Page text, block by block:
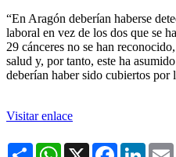
“En Aragón deberían haberse
laboral en vez de los dos que se
29 cánceres no se han
salud y, por tanto, este ha
deberían haber sido cubiertos por
Visitar enlace
Share WhatsApp
X Facebook